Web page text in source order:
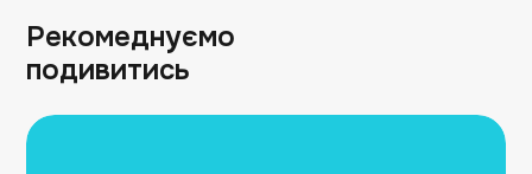
Рекомеднуємо
подивитись